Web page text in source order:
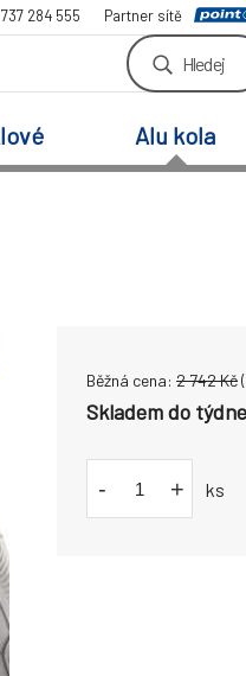
284 555 Partner sítě
Hledej
Alu kola
Běžná cena: 2 742Kč
Skladem do
- + ks